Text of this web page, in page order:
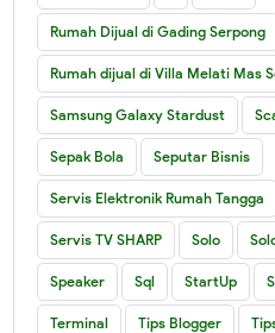
Rumah Dijual di Gading Serpong
Rumah dijual di Villa Melati Mas
Samsung Galaxy Stardust
Sepak Bola Seputar Bisnis
Servis Elektronik Rumah Tangga
Servis TV SHARP Solo
Speaker Sql StartUp
Terminal Tips Blogger